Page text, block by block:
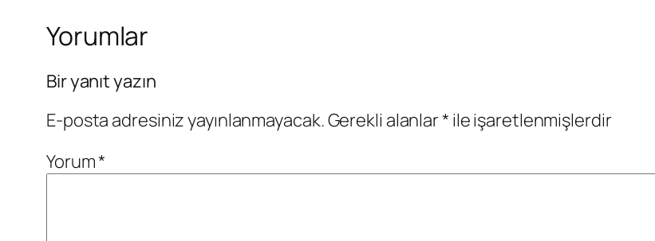
Yorumlar
Bir yanıt yazın
E-posta adresiniz yayınlanmayacak.Gerekli alanlar* ile işaretlenmişlerdir
Yorum*